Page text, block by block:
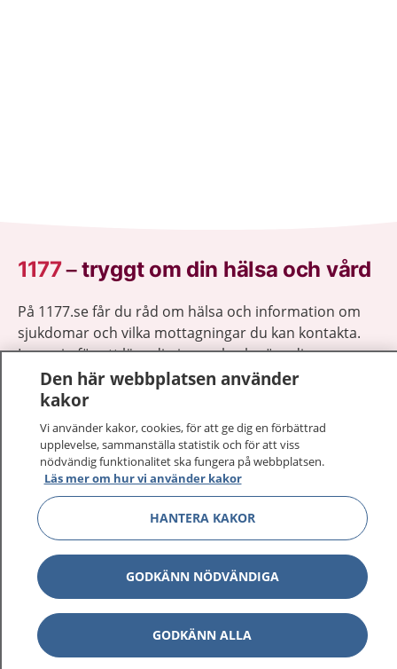
1177–tryggt om din hälsa och vård
På 1177.se får du råd om hälsa och information om
sjukdomar och vilka mottagningar du kan kontakta.
Logga in för att läsa din journal och göra dina
vårdärenden. Ring telefonnummer 1177 för
sjukvårdsrådgivning dygnet runt.
1177 på flera språk Visa
Om 1177 Visa
Kontakt Visa
Den här webbplatsen använder
kakor
Vi använder kakor, cookies, för att ge dig en förbättrad
upplevelse, sammanställa statistik och för att viss
nödvändig funktionalitet ska fungera på webbplatsen.
Läs mer om hur vi använder kakor
HANTERA KAKOR
GODKÄNN NÖDVÄNDIGA
GODKÄNN ALLA